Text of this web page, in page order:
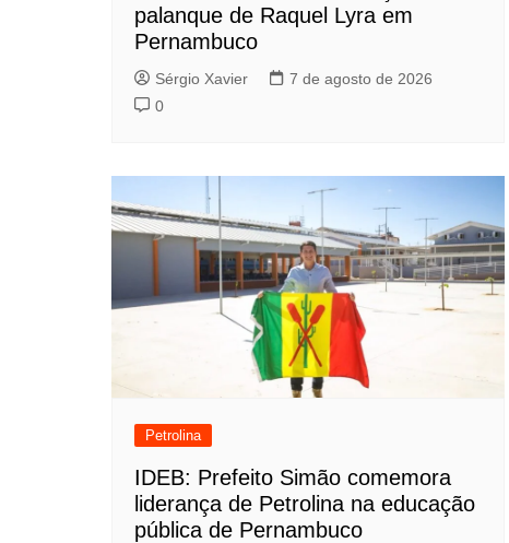
palanque de Raquel Lyra em
Pernambuco
Sérgio Xavier
7 de agosto de 2026
0
Petrolina
IDEB: Prefeito Simão comemora
liderança de Petrolina na educação
pública de Pernambuco